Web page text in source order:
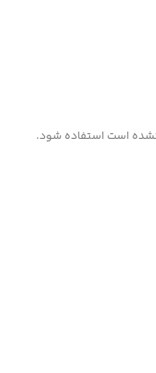
است استفاده شود.